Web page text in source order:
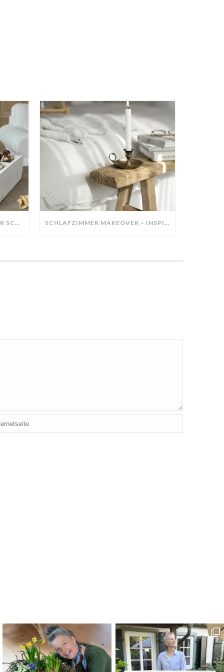
DIY-DEKO-TABLETT AUS ALTER SCHUBLADE – NACHHALTIGE HERBSTDEKO SELBER MACHEN! SCHLAFZIMMER MAKEOVER – INSPIRATION FÜR DEIN SCHLAFZIMMER: AUS ALT MACH NEU – HELL, GEMÜTLICH UND EINLADEND